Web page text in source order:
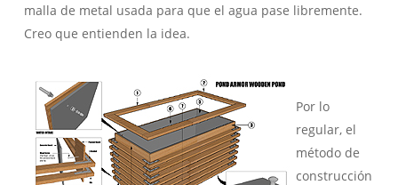
malla de metal usada para que el agua pase libremente.
Creo que entienden la idea.
Por lo
regular, el
método de
construcción